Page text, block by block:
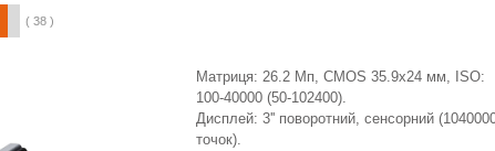
( 38 )
Матриця: 26.2 Mп, CMOS 35.9x24 мм, ISO:
100-40000 (50-102400).
Дисплей: 3'' поворотний, сенсорний
точок).